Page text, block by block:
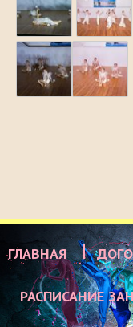
ГЛАВНАЯ
РАСПИСАНИЕ